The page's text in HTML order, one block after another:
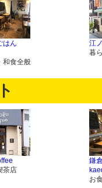
はん
和食全般
江
暮
茶店
鎌
お